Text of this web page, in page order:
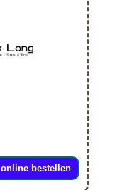
online bestellen